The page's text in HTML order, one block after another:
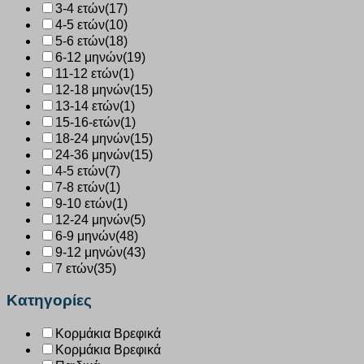
3-4 ετών(17)
4-5 ετών(10)
5-6 ετών(18)
6-12 μηνών(19)
11-12 ετών(1)
12-18 μηνών(15)
13-14 ετών(1)
15-16-ετών(1)
18-24 μηνών(15)
24-36 μηνών(15)
4-5 ετών(7)
7-8 ετών(1)
9-10 ετών(1)
12-24 μηνών(5)
6-9 μηνών(48)
9-12 μηνών(43)
7 ετών(35)
Κατηγορίες
Κορμάκια Βρεφικά
Κορμάκια Βρεφικά